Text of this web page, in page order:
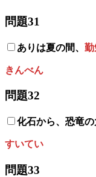
問題31
ありは夏の間、 勤
きんべん
問題32
化石から、恐竜
すいてい
問題33